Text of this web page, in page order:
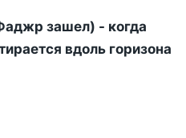
зашел) - когда
вдоль горизона